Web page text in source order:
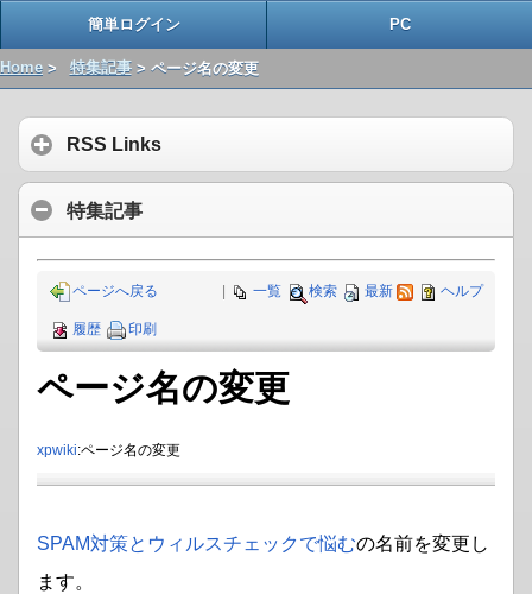
簡単ログイン PC
Home > 特集記事> ページ名の変更
RSS Links
特集記事
一覧 検索 最新 ヘルプ
ページへ戻る
履歴 印刷
ページ名の変更
xpwiki:ページ名の変更
SPAM対策とウィルスチェックで悩むの名前を変更し
ます。